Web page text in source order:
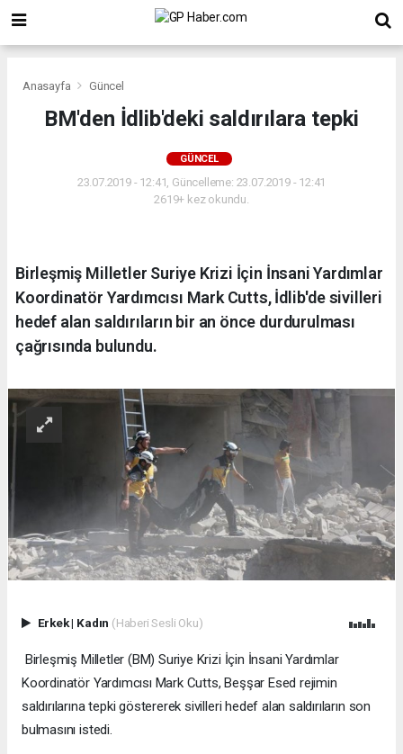
Anasayfa Güncel
BM'den İdlib'deki saldırılara tepki
GÜNCEL
23.07.2019 - 12:41, Güncelleme: 23.07.2019 - 12:41
2619+ kez okundu.
Birleşmiş Milletler Suriye Krizi İçin İnsani Yardımlar
Koordinatör Yardımcısı Mark Cutts, İdlib'de sivilleri
hedef alan saldırıların bir an önce durdurulması
çağrısında bulundu.
Erkek| Kadın (Haberi Sesli Oku)
Birleşmiş Milletler (BM) Suriye Krizi İçin İnsani Yardımlar
Koordinatör Yardımcısı Mark Cutts, Beşşar Esed rejimin
saldırılarına tepki göstererek sivilleri hedef alan saldırıların son
bulmasını istedi.